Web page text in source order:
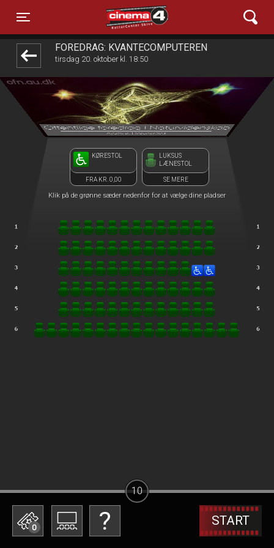
Toggle navigation
Cinema4
FOREDRAG: KVANTECOMPUTEREN
tirsdag 20. oktober kl. 18:50
KØRESTOL
FRA KR. 0,00
LUKSUS
LÆNESTOL
SE MERE
Klik på de grønne sæder nedenfor for at vælge dine pladser
0 START
10
front03-cc 045120